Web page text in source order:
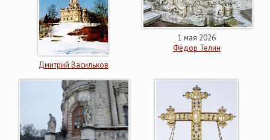
Дмитрий Васильков
1 мая 2026
Фёдор Телин